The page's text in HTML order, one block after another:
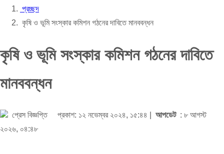
প্রচ্ছদ
কৃষি ও ভূমি সংস্কার কমিশন গঠনের দাবিতে মানববন্ধন
কৃষি ও ভূমি সংস্কার কমিশন গঠনের দাবিতে
মানববন্ধন
প্রেস বিজ্ঞপ্তি প্রকাশ: ১২ নভেম্বর ২০২৪, ১৫:৪৪ | আপডেট: ৮ আগস্ট
২০২৬, ০৪:৪৮